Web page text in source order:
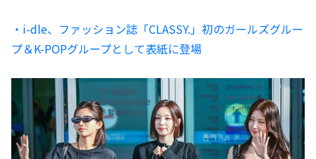
・i-dle、ファッション誌「CLASSY.」初のガールズグルー
プ＆K-POPグループとして表紙に登場